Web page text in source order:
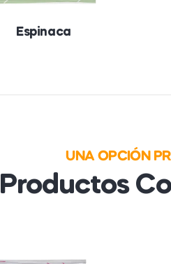
Espinaca
UNA OPCIÓN
Productos